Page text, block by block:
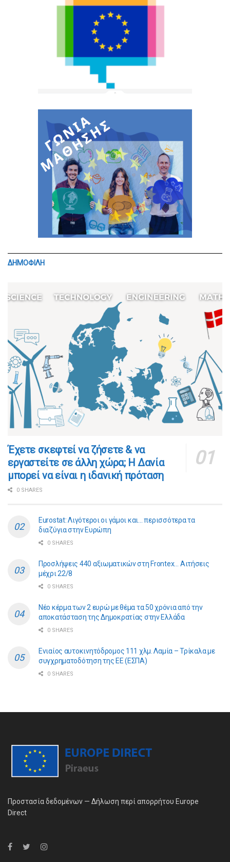
ΔΗΜΟΦΙΛΗ
​​Έχετε σκεφτεί να ζήσετε & να
εργαστείτε σε άλλη χώρα; Η Δανία
μπορεί να είναι η ιδανική πρόταση
0 SHARES
Eurostat: Λιγότεροι οι γάμοι και… περισσότερα τα
διαζύγια στην Ευρώπη
0 SHARES
Προσλήψεις 440 αξιωματικών στη Frontex… Αιτήσεις
μέχρι 22/8
0 SHARES
Νέο κέρμα των 2 ευρώ με θέμα τα 50 χρόνια από την
αποκατάσταση της Δημοκρατίας στην Ελλάδα
0 SHARES
Ενιαίος αυτοκινητόδρομος 111 χλμ. Λαμία – Τρίκαλα με
συγχρηματοδότηση της ΕE (ΕΣΠΑ)
0 SHARES
Προστασία δεδομένων — Δήλωση περί απορρήτου Europe
Direct